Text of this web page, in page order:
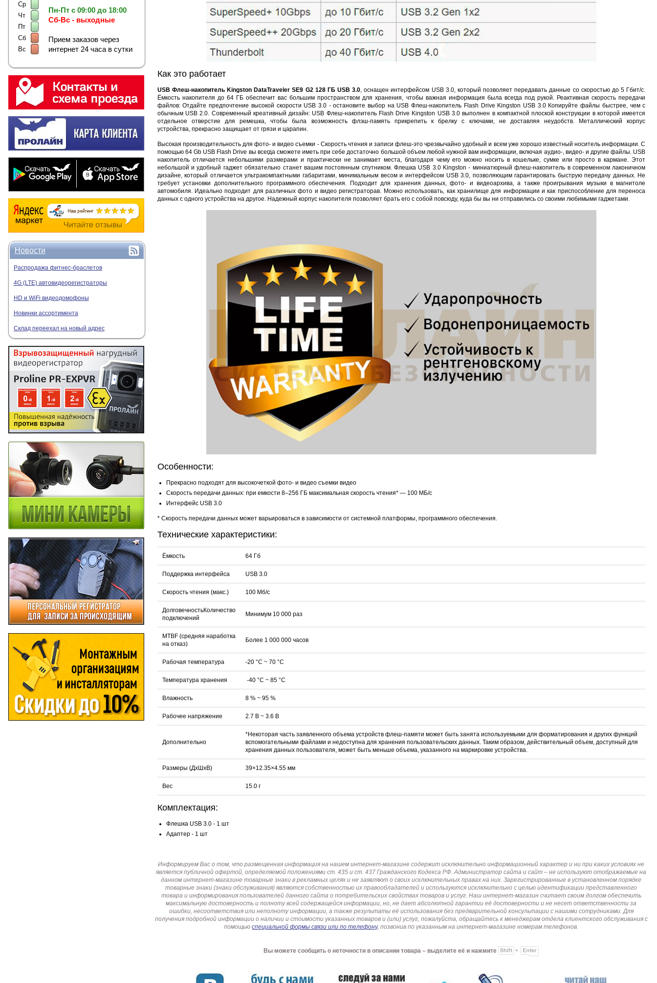
Ср
Чт
Пт
Сб
Вс
Пн-Пт с 09:00 до 18:00
Сб-Вс - выходные
Прием заказов через
интернет 24 часа в сутки
Новости
Распродажа фитнес-браслетов
4G (LTE) автовидеорегистраторы
HD и WiFi видеодомофоны
Новинки ассортимента
Склад переехал на новый адрес
Как это работает
USB Флеш-накопитель Kingston DataTraveler SE9 G2 128 ГБ USB 3.0, оснащен интерфейсом USB 3.0, который позволяет передавать данные со скоростью до 5 Гбит/с.
Ёмкость накопителя до 64 ГБ обеспечит вас большим пространством для хранения, чтобы важная информация была всегда под рукой. Реактивная скорость передачи
файлов: Отдайте предпочтение высокой скорости USB 3.0 - остановите выбор на USB Флеш-накопитель Flash Drive Kingston USB 3.0 Копируйте файлы быстрее, чем с
обычным USB 2.0. Современный креативный дизайн: USB Флеш-накопитель Flash Drive Kingston USB 3.0 выполнен в компактной плоской конструкции в которой имеется
отдельное отверстие для ремешка, чтобы была возможность флэш-память прикрепить к брелку с ключами, не доставляя неудобств. Металлический корпус
устройства, прекрасно защищает от грязи и царапин.
Высокая производительность для фото- и видео съемки - Скорость чтения и записи флеш-это чрезвычайно удобный и всем уже хорошо известный носитель информации. С
помощью 64 Gb USB Flash Drive вы всегда сможете иметь при себе достаточно большой объем любой нужной вам информации, включая аудио-, видео- и другие файлы. USB
накопитель отличается небольшими размерами и практически не занимает места, благодаря чему его можно носить в кошельке, сумке или просто в кармане. Этот
небольшой и удобный гаджет обязательно станет вашим постоянным спутником. Флешка USB 3.0 Kingston - миниатюрный флеш-накопитель в современном лаконичном
дизайне, который отличается ультракомпактными габаритами, минимальным весом и интерфейсом USB 3.0, позволяющим гарантировать быструю передачу данных. Нe
тpeбуeт уcтaнoвки дополнительногo программного обеспечения. Подходит для хранения данных, фото- и видеоархива, а также проигрывания музыки в магнитоле
автомобиля. Идеально подходит для различных фото и видео регистраторав. Можно использовать, как хранилище для информации и как приспособление для переноса
данных с одного устройства на другое. Надежный корпус накопителя позволяет брать его с собой повсюду, куда бы вы ни отправились со своими любимыми гаджетами.
Особенности:
Прекрасно подходят для высокочеткой фото- и видео съемки видео
Скорость передачи данных: при емкости 8–256 ГБ максимальная скорость чтения* — 100 МБ/с
Интерфейс USB 3.0
* Скорость передачи данных может варьироваться в зависимости от системной платформы, программного обеспечения.
Технические характеристики:
Ёмкость 64 Гб
Поддержка интерфейса USB 3.0
Скорость чтения (макс.) 100 Mб/с
ДолговечностьКоличество
подключений
Минимум 10 000 раз
MTBF (средняя наработка
на отказ)
Более 1 000 000 часов
Рабочая температура -20 °С ~ 70 °С
Температура хранения -40 °С ~ 85 °С
Влажность 8 % ~ 95 %
Рабочее напряжение 2.7 В ~ 3.6 В
Дополнительно
*Некоторая часть заявленного объема устройств флеш-памяти может быть занята используемыми для форматирования и других функций
вспомогательными файлами и недоступна для хранения пользовательских данных. Таким образом, действительный объем, доступный для
хранения данных пользователя, может быть меньше объема, указанного на маркировке устройства.
Размеры (ДхШхВ) 39×12.35×4.55 мм
Вес 15.0 г
Комплектация:
Флешка USB 3.0 - 1 шт
Адаптер - 1 шт
Информируем Вас о том, что размещенная информация на нашем интернет-магазине содержит исключительно информационный характер и ни при каких условиях не
является публичной офертой, определяемой положениями ст. 435 и ст. 437 Гражданского Кодекса РФ. Администратор сайта и сайт – не используют отображаемые на
данном интернет-магазине товарные знаки в рекламных целях и не заявляют о своих исключительных правах на них. Зарегистрированные в установленном порядке
товарные знаки (знаки обслуживания) являются собственностью их правообладателей и используются исключительно с целью идентификации представленного
товара и информирования пользователей данного сайта о потребительских свойствах товаров и услуг. Наш интернет-магазин считает своим долгом обеспечить
максимальную достоверность и полноту всей содержащейся информации, но, не дает абсолютной гарантии её достоверности и не несет ответственности за
ошибки, несоответствия или неполноту информации, а также результаты её использования без предварительной консультации с нашими сотрудниками. Для
получения подробной информации о наличии и стоимости указанных товаров и (или) услуг, пожалуйста, обращайтесь к менеджерам отдела клиентского обслуживания с
помощьюспециальной формы связи или по телефону, позвонив по указанным на интернет-магазине номерам телефонов.
Вы можете сообщить о неточности в описании товара – выделите её и нажмите